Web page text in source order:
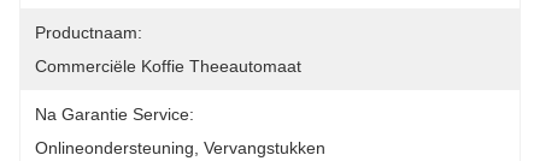
Productnaam:
Commerciële Koffie Theeautomaat
Na Garantie Service:
Onlineondersteuning, Vervangstukken